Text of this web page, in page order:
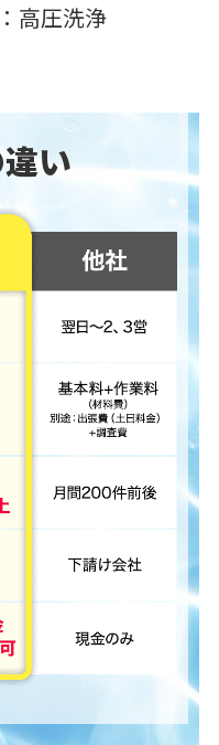
高圧洗浄
い